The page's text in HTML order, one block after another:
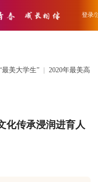
登录/
最美大学生” 2020年最美高
化传承浸润进育人